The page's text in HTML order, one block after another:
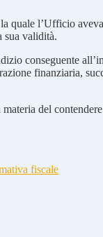
quale l’Ufficio
sua validità.
conseguente
finanziaria,
del
fiscale